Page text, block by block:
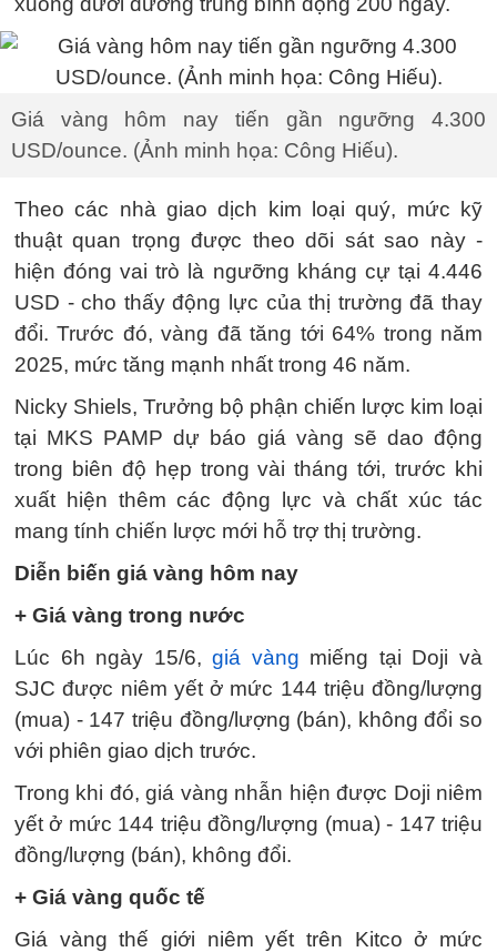
Giá vàng hôm nay tiến gần ngưỡng 4.300
USD/ounce. (Ảnh minh họa: Công Hiếu).
Theo các nhà giao dịch kim loại quý, mức kỹ
thuật quan trọng được theo dõi sát sao này -
hiện đóng vai trò là ngưỡng kháng cự tại 4.446
USD - cho thấy động lực của thị trường đã thay
đổi. Trước đó, vàng đã tăng tới 64% trong năm
2025, mức tăng mạnh nhất trong 46 năm.
Nicky Shiels, Trưởng bộ phận chiến lược kim loại
tại MKS PAMP dự báo giá vàng sẽ dao động
trong biên độ hẹp trong vài tháng tới, trước khi
xuất hiện thêm các động lực và chất xúc tác
mang tính chiến lược mới hỗ trợ thị trường.
Diễn biến giá vàng hôm nay
+ Giá vàng trong nước
Lúc 6h ngày 15/6,giá vàng miếng tại Doji và
SJC được niêm yết ở mức 144 triệu đồng/lượng
(mua) - 147 triệu đồng/lượng (bán), không đổi so
với phiên giao dịch trước.
Trong khi đó, giá vàng nhẫn hiện được Doji niêm
yết ở mức 144 triệu đồng/lượng (mua) - 147 triệu
đồng/lượng (bán), không đổi.
+ Giá vàng quốc tế
Giá vàng thế giới niêm yết trên Kitco ở mức